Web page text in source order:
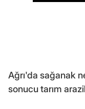
Ağrı'da sağanak
sonucu tarım